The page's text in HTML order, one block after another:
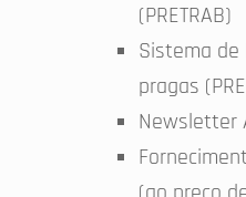
(PRETRAB)
Sistema de
pragas
Newsletter